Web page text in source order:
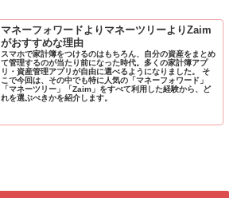
マネーフォワードよりマネーツリーよりZaim
がおすすめな理由
スマホで家計簿をつけるのはもちろん、自分の資産をまとめ
て管理するのが当たり前になった時代。多くの家計簿アプ
リ・資産管理アプリが自由に選べるようになりました。 そ
こで今回は、その中でも特に人気の「マネーフォワード」
「マネーツリー」「Zaim」をすべて利用した経験から、ど
れを選ぶべきかを紹介します。